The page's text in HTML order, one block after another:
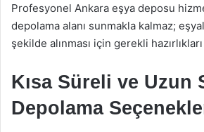
Profesyonel Ankara eşya deposu
depolama alanı sunmakla kalmaz;
şekilde alınması için gerekli
Kısa Süreli ve Uzun
Depolama